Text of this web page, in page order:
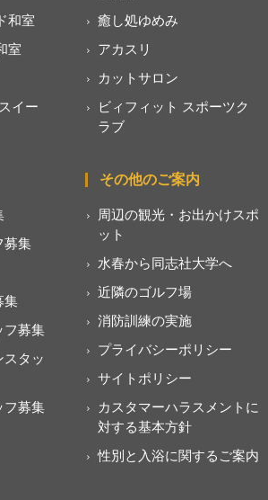
和室
室
イー
癒し処ゆめみ
アカスリ
カットサロン
ビィフィット スポーツク
ラブ
募集
集
フ募集
スタッ
フ募集
その他のご案内
周辺の観光・お出かけスポ
ット
水春から同志社大学へ
近隣のゴルフ場
消防訓練の実施
プライバシーポリシー
サイトポリシー
カスタマーハラスメントに
対する基本方針
性別と入浴に関するご案内